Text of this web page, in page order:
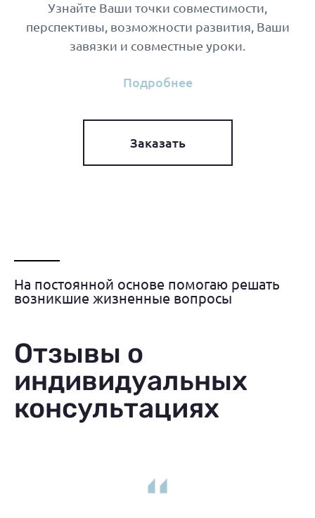
Узнайте Ваши точки совместимости,
перспективы, возможности развития, Ваши
завязки и совместные уроки.
Подробнее
Заказать
На постоянной основе помогаю решать
возникшие жизненные вопросы
Отзывы о
индивидуальных
консультациях